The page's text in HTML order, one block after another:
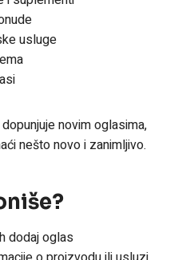
usluge
novim oglasima,
nešto novo i zanimljivo.
dodaj oglas